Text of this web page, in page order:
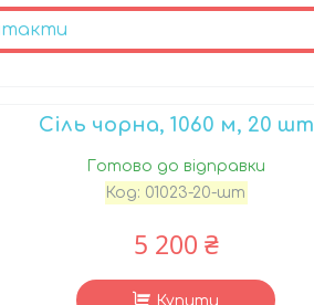
Сіль чорна, 1060 м, 20 шт
Готово до відправки
Код: 01023-20-шт
5 200 ₴
Купити